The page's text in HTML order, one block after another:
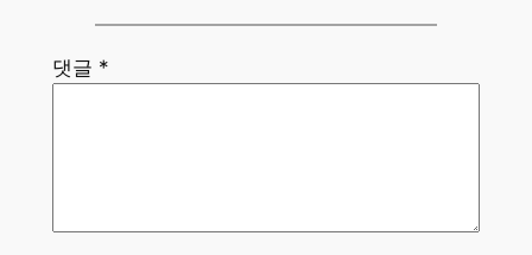
댓글 *